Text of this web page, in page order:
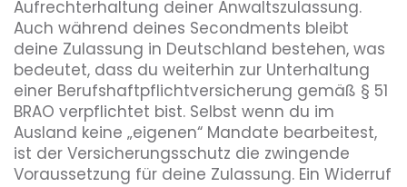
Aufrechterhaltung deiner Anwaltszulassung.
Auch während deines Secondments bleibt
deine Zulassung in Deutschland bestehen, was
bedeutet, dass du weiterhin zur Unterhaltung
einer Berufshaftpflichtversicherung gemäß § 51
BRAO verpflichtet bist. Selbst wenn du im
Ausland keine „eigenen“ Mandate bearbeitest,
ist der Versicherungsschutz die zwingende
Voraussetzung für deine Zulassung. Ein Widerruf